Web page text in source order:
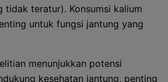
tidak teratur). Konsumsi kalium
untuk fungsi jantung yang
menunjukkan potensi
kesehatan jantung, penting